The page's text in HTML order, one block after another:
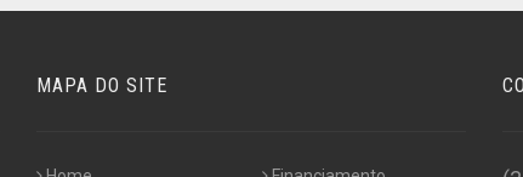
MAPA DO SITE